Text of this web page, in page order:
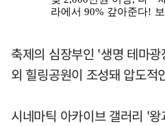
축제의 심장부인 '생명 테마
외 힐링공원이 조성돼 압도적
시네마틱 아카이브 갤러리 '